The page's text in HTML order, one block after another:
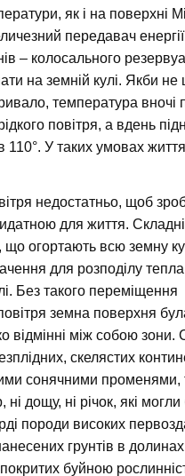
як і на поверхні
передавач енергії
– колосального
на земній кулі. Якби не
температура вночі
повітря, а вдень
110°. У таких умовах
недостатньо, щоб
для життя. Складні
що огортають всю земну
для розподілу тепла
Без такого переміщення
земна поверхня
відмінні між собою зони.
скелястих
сонячними
дощу, ні річок, які могли
породи високих
грунтів в
буйною